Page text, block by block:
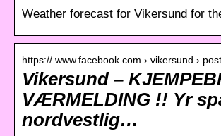
Weather forecast for Vikersund for
https:// www.facebook.com › vikersund ›
Vikersund –
VÆRMELDING !! Yr
nordvestlig…